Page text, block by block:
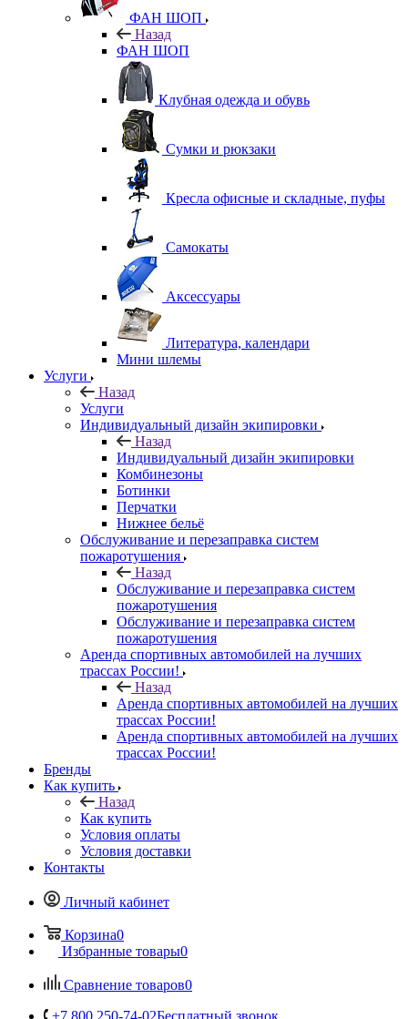
ФАН ШОП
Назад
ФАН ШОП
Клубная одежда и обувь
Сумки и рюкзаки
Кресла офисные и складные, пуфы
Самокаты
Аксессуары
Литература, календари
Мини шлемы
Услуги
Назад
Услуги
Индивидуальный дизайн экипировки
Назад
Индивидуальный дизайн экипировки
Комбинезоны
Ботинки
Перчатки
Нижнее бельё
Обслуживание и перезаправка систем
пожаротушения
Назад
Обслуживание и перезаправка систем
пожаротушения
Обслуживание и перезаправка систем
пожаротушения
Аренда спортивных автомобилей на лучших
трассах России!
Назад
Аренда спортивных автомобилей на лучших
трассах России!
Аренда спортивных автомобилей на лучших
трассах России!
Бренды
Как купить
Назад
Как купить
Условия оплаты
Условия доставки
Контакты
Личный кабинет
Корзина0
Избранные товары0
Сравнение товаров0
+7 800 250-74-02Бесплатный звонок